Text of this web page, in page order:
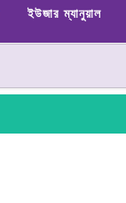
ইউজার ম্যানুয়াল